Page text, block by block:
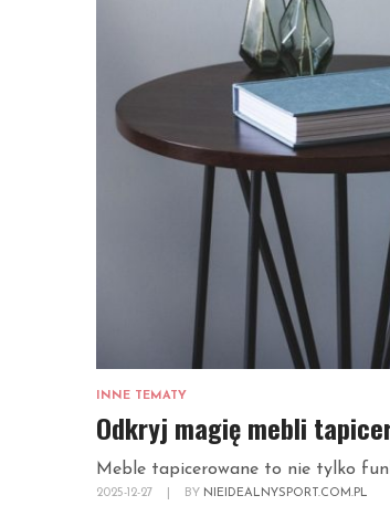
INNE TEMATY
Odkryj magię mebli
Meble tapicerowane to nie tylko
2025-12-27 BY NIEIDEALNYSPORT.COM.PL